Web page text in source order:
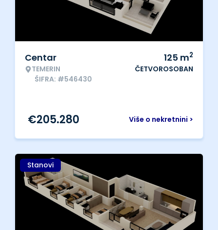
Centar
TEMERIN
ŠIFRA: #546430
125 m2
ČETVOROSOBAN
Više o nekretnini >
€205.280
Stanovi